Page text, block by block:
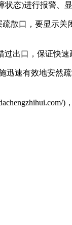
态)进行报警、显
散口，要显示关
出口，保证快速
速有效地安然
)